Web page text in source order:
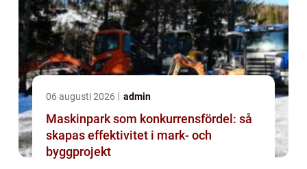
06 augusti 2026 admin
Maskinpark som konkurrensfördel: så
skapas effektivitet i mark- och
byggprojekt